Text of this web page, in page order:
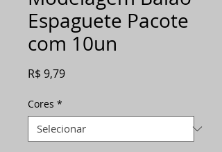
Espaguete Pacote
com 10un
R$ 9,79Preço
Cores *